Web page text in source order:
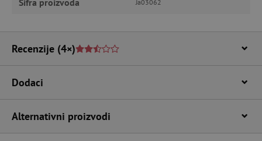
Šifra proizvoda Ja03062
Recenzije (4×)
Dodaci
Alternativni proizvodi
Nužno potrebni kolačići omogućavaju osnovnu
odgovarajuće upotrebljavati bez nužno
potrebnih kolačića.
CookieScriptConsent
CookieScript